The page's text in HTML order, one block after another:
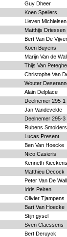
Guy Dheer
Koen Speliers
Lieven Michielsen
Matthijs Driessen
Bert Van De Vijver
Koen Buyens
Marijn Van de
Thijs Van
Christophe Van
Wouter
Alain Delplace
Deelnemer 295-1
Jan Vandevelde
Deelnemer 295-3
Rubens Smolders
Lucas Present
Ben Van Hoecke
Nico Casieris
Kenneth Kieckens
Matthieu Decock
Peter Van De
Idris Peiren
Olivier Tjampens
Bart Van Hoecke
Stijn gysel
Sven Claessens
Bert Deruyck